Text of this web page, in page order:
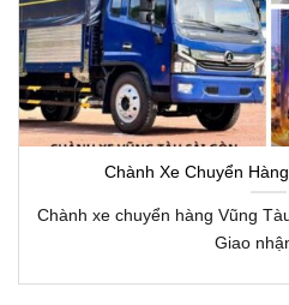
Chành Xe Chuyển
Chành xe chuyển hàng Vũng
Giao